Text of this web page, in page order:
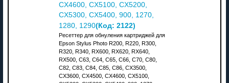
CX4600, CX5100, CX5200,
CX5300, CX5400, 900, 1270,
1280, 1290(Код: 2122)
Ресеттер для обнуления картриджей для
Epson Stylus Photo R200, R220, R300,
R320, R340, RX600, RX620, RX640,
RX500, C63, C64, C65, C66, C70, C80,
C82, C83, C84, C85, C86, CX3500,
CX3600, CX4500, CX4600, CX5100,